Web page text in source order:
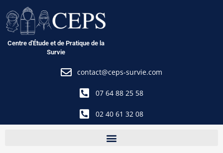
au
contenu
Centre d'Étude et de Pratique de la
Survie
contact@ceps-survie.com
07 64 88 25 58
02 40 61 32 08